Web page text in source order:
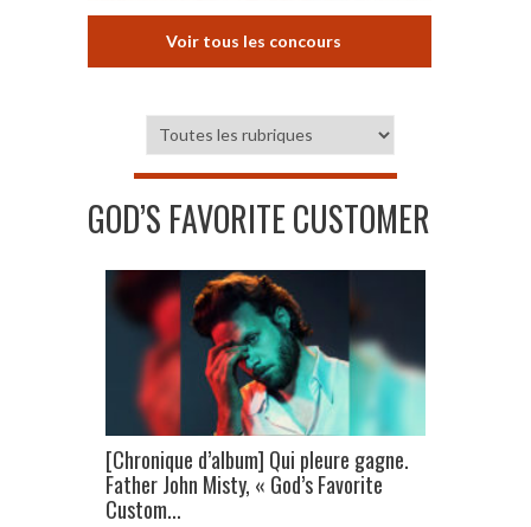
Voir tous les concours
GOD’S FAVORITE CUSTOMER
[Chronique d’album] Qui pleure gagne.
Father John Misty, « God’s Favorite
Custom...